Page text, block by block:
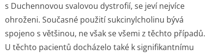
s Duchennovou svalovou dystrofií, se jeví nejvíce
ohroženi. Současné použití sukcinylcholinu bývá
spojeno s většinou, ne však se všemi z těchto případů.
U těchto pacientů docházelo také k signifikantnímu